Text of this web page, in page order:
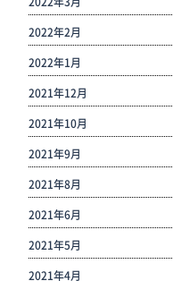
2022年2月
2022年1月
2021年12月
2021年10月
2021年9月
2021年8月
2021年6月
2021年5月
2021年4月